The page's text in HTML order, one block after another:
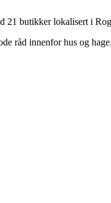
21 butikker lokalisert i
råd innenfor hus og